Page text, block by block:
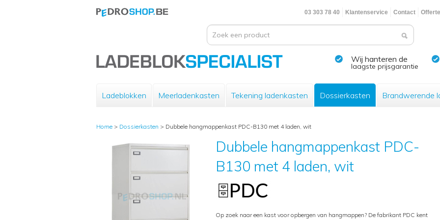
03 303 78 40 Klantenservice Contact Offerte
Wij hanteren de
laagste prijsgarantie
Ladeblokken Meerladenkasten Tekening ladenkasten Dossierkasten Brandwerende
Home > Dossierkasten > Dubbele hangmappenkast PDC-B130 met 4 laden, wit
Dubbele hangmappenkast PDC-
B130 met 4 laden, wit
Op zoek naar een kast voor opbergen van hangmappen? De fabrikant PDC kent